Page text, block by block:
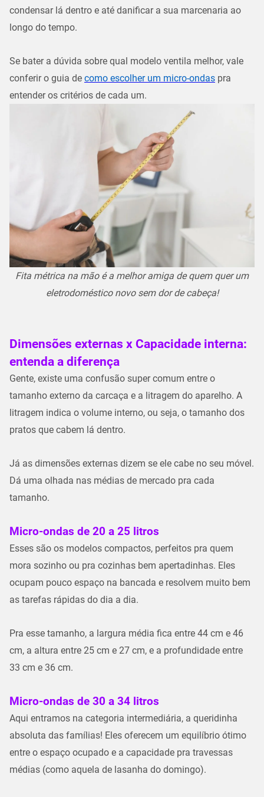
condensar lá dentro e até danificar a sua marcenaria ao
longo do tempo.
Se bater a dúvida sobre qual modelo ventila melhor, vale
conferir o guia de como escolher um micro-ondas pra
entender os critérios de cada um.
Fita métrica na mão é a melhor amiga de quem quer um
eletrodoméstico novo sem dor de cabeça!
Dimensões externas x Capacidade interna:
entenda a diferença
Gente, existe uma confusão super comum entre o
tamanho externo da carcaça e a litragem do aparelho. A
litragem indica o volume interno, ou seja, o tamanho dos
pratos que cabem lá dentro.
Já as dimensões externas dizem se ele cabe no seu móvel.
Dá uma olhada nas médias de mercado pra cada
tamanho.
Micro-ondas de 20 a 25 litros
Esses são os modelos compactos, perfeitos pra quem
mora sozinho ou pra cozinhas bem apertadinhas. Eles
ocupam pouco espaço na bancada e resolvem muito bem
as tarefas rápidas do dia a dia.
Pra esse tamanho, a largura média fica entre 44 cm e 46
cm, a altura entre 25 cm e 27 cm, e a profundidade entre
33 cm e 36 cm.
Micro-ondas de 30 a 34 litros
Aqui entramos na categoria intermediária, a queridinha
absoluta das famílias! Eles oferecem um equilíbrio ótimo
entre o espaço ocupado e a capacidade pra travessas
médias (como aquela de lasanha do domingo).